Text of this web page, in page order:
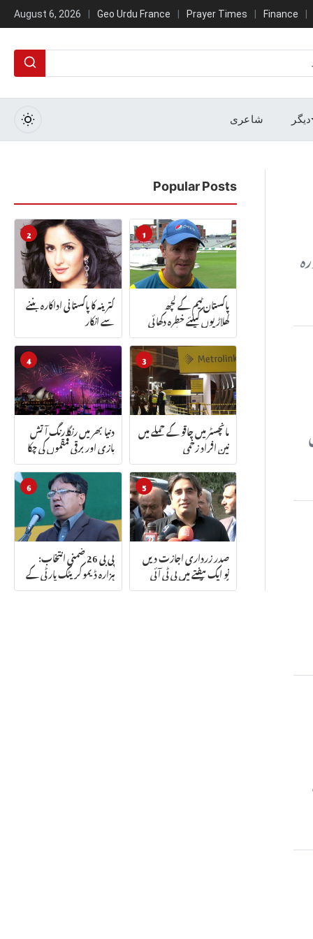
August 6, 2026 Geo Urdu France Prayer Times Finance
دیگر شاعری
Popular Posts
1
پاکستان ٹیم کے کچھ
کھلاڑیوں کیلئے خطرہ دکھائی
دے رہا ہے: بیٹنگ کوچ
2
کترینہ کا پاکستانی اداکارہ بننے
سے انکار
3
مانچسٹر میں چاقو کے حملے میں
تین افراد زخمی
4
دنیا بھر میں رنگا رنگ آتش
بازی اور برقی قمقموں کی چکا
چوند کے ساتھ نئے سال کا
آغاز 5
صدر زرداری اجازت دیں
تو ایک ہفتے میں پی ٹی آئی
حکومت گرا سکتے ہیں: بلاول
6
پی بی 26 ضمنی انتخاب:
ہزارہ ڈیموکریٹک پارٹی کے
قادر علی نے میدان مار لیا